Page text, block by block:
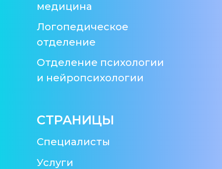
медицина
Логопедическое
отделение
Отделение психологии
и нейропсихологии
СТРАНИЦЫ
Специалисты
Услуги